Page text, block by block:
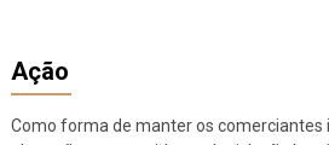
Ação
Como forma de manter os comerciantes